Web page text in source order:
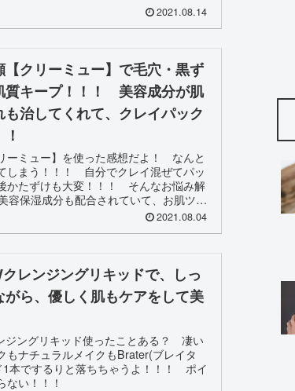
2021.08.14
クリーミュー】で毛穴・黒ず
質キープ！！！ 美容成分が肌
治してくれて、クレイパック
ーミュー】を使った感想だよ！ なんと
しまう！！！ 自分でクレイ混ぜてパッ
かたずけも大変！！！ そんなお悩み解
保湿成分も配合されていて、お肌ツル
2021.08.04
レンジングリキッドで、しっ
ら、優しく肌もケアをして美
ジングリキッド使ったことある？ 凄い
ナチュラルメイクもBrater(ブレイタ
本でするりと落ちちゃうよ！！！ ポイ
ない！！！